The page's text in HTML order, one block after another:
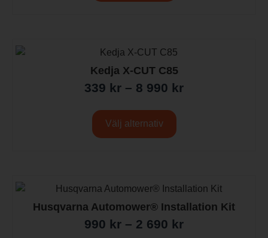
Kedja X-CUT C85
339 kr – 8 990 kr
Välj alternativ
Husqvarna Automower® Installation Kit
990 kr – 2 690 kr